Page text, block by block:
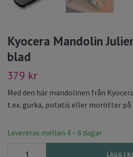
Kyocera Mandolin
blad
379 kr
Med den här mandolinen från
t.ex. gurka, potatis eller morötter på
Levereras mellan 4 – 6 dagar
LÄGG I